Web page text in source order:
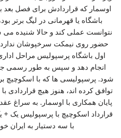
اوسمار که قراردادش برای فصل
باشگاه یا قهرمانی در لیگ برتر
نتوانست عملی کند و حالا شنیده
حضور روی نیمکت سرخپوشان
اول باشگاه پرسپولیس مراحل
انجام دهد و سپس به طور رسمی
شود. پرسپولیسی ها که با اسکوچیچ
توافق کرده اند، هنوز هیچ قراردادی
پایان همکاری با اوسمار. به سراغ
قرارداد اسکوچیچ با پرسپولیس یک +
با سه دستیار به ایران خواهد